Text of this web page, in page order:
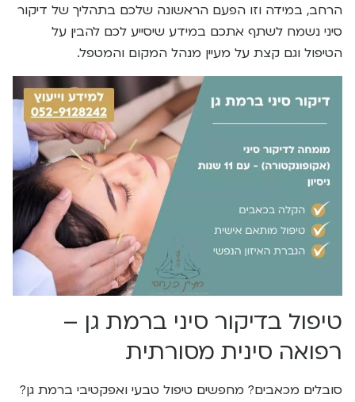
הרחב, במידה וזו הפעם הראשונה שלכם בתהליך של דיקור
סיני נשמח לשתף אתכם במידע שיסייע לכם להבין על
הטיפול וגם קצת על מעיין מנהל המקום והמטפל.
טיפול בדיקור סיני ברמת גן –
רפואה סינית מסורתית
סובלים מכאבים? מחפשים טיפול טבעי ואפקטיבי ברמת גן?